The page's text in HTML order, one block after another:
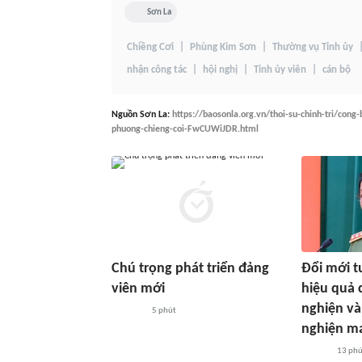
Sơn La
Chiềng Cơi Phùng Kim Sơn Thường vụ Tỉnh ủy
nhận công tác hội nghị Tỉnh ủy viên cán bộ
Nguồn Sơn La: https://baosonla.org.vn/thoi-su-chinh-tri/
phuong-chieng-coi-FwCUWiJDR.html
Chú trọng phát triển đảng
viên mới
5 phút
Đổi mới
hiệu quả
nghiện
nghiện
13